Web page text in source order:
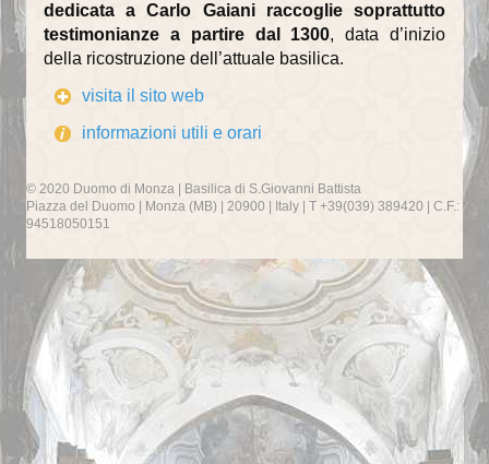
Recapiti della Comunità
Scuole ed Istituti
Avvisi ai parrocchiani
Gruppi parrocchiali
Gruppo famiglie
Gruppo missionario duomo
Associazioni
Caritas
dedicata a Carlo Gaiani raccoglie soprattutto
testimonianze a partire dal 1300, data d’inizio
della ricostruzione dell’attuale basilica.
visita il sito web
informazioni utili e orari
© 2020 Duomo di Monza | Basilica di S.Giovanni Battista
Piazza del Duomo | Monza (MB) | 20900 | Italy | T +39(039) 389420 | C.F.:
94518050151